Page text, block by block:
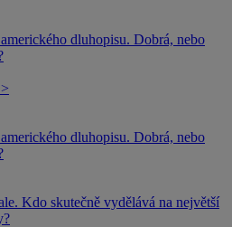
dluhopisu. Dobrá, nebo
dluhopisu. Dobrá, nebo
Kdo skutečně vydělává na největší